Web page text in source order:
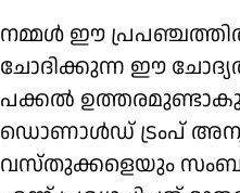
നമ്മള്‍ ഈ
ചോദിക്കുന്ന ഈ
പക്കല്‍
ഡൊണാള്‍ഡ് ട്രംപ്
വസ്തുക്കളെയും